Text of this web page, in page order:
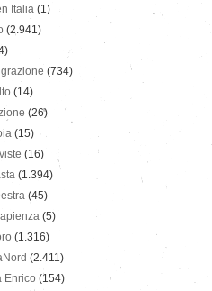
Italia (1)
(2.941)
(734)
(14)
(26)
(15)
(16)
(1.394)
(45)
(5)
(1.316)
(2.411)
Enrico (154)